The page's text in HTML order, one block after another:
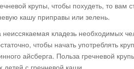
крупы, чтобы похудеть, то
кашу приправы или зелень.
неиссякаемая кладезь необходимых
чтобы начать употреблять
айсберга. Польза гречневой